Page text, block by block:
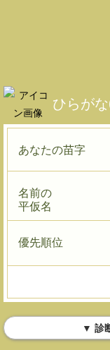
ひらが
あなたの苗字
名前の
平仮名
優先順位
▼ 診